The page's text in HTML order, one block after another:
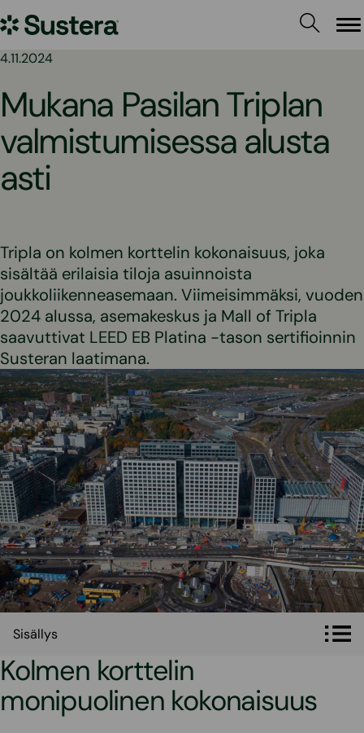
sisältöön
Sustera
4.11.2024
Mukana Pasilan Triplan
valmistumisessa alusta
asti
Tripla on kolmen korttelin kokonaisuus, joka
sisältää erilaisia tiloja asuinnoista
joukkoliikenneasemaan. Viimeisimmäksi, vuoden
2024 alussa, asemakeskus ja Mall of Tripla
saavuttivat LEED EB Platina -tason sertifioinnin
Susteran laatimana.
Sisällys
Kolmen korttelin
monipuolinen kokonaisuus